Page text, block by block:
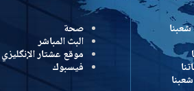
صحة
البث المباشر
موقع عشتار الإنگليزي
فيسبوك